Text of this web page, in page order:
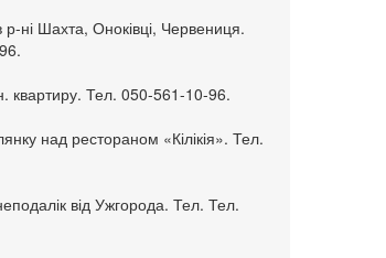
р-ні Шахта, Оноківці, Червениця.
квартиру. Тел. 050-561-10-96.
над рестораном «Кілікія». Тел.
від Ужгорода. Тел. Тел.